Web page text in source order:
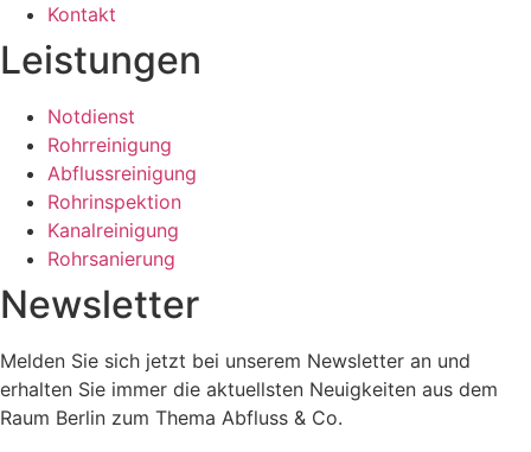
Kontakt
Leistungen
Notdienst
Rohrreinigung
Abflussreinigung
Rohrinspektion
Kanalreinigung
Rohrsanierung
Newsletter
Melden Sie sich jetzt bei unserem Newsletter an und
erhalten Sie immer die aktuellsten Neuigkeiten aus dem
Raum Berlin zum Thema Abfluss & Co.